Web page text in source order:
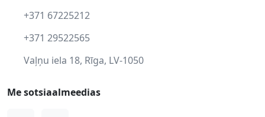
+371 67225212
+371 29522565
Vaļņu iela 18, Rīga, LV-1050
Me sotsiaalmeedias